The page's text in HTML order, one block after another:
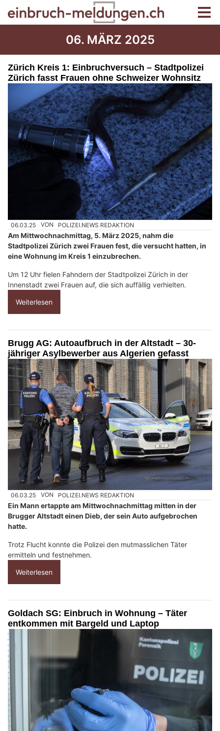
06. MÄRZ 2025
Zürich Kreis 1: Einbruchversuch – Stadtpolizei
Zürich fasst Frauen ohne Schweizer Wohnsitz
06.03.25 VON POLIZEI.NEWS REDAKTION
Am Mittwochnachmittag, 5. März 2025, nahm die
Stadtpolizei Zürich zwei Frauen fest, die versucht hatten, in
eine Wohnung im Kreis 1 einzubrechen.
Um 12 Uhr fielen Fahndern der Stadtpolizei Zürich in der
Innenstadt zwei Frauen auf, die sich auffällig verhielten.
Weiterlesen
Brugg AG: Autoaufbruch in der Altstadt – 30-
jähriger Asylbewerber aus Algerien gefasst
06.03.25 VON POLIZEI.NEWS REDAKTION
Ein Mann ertappte am Mittwochnachmittag mitten in der
Brugger Altstadt einen Dieb, der sein Auto aufgebrochen
hatte.
Trotz Flucht konnte die Polizei den mutmasslichen Täter
ermitteln und festnehmen.
Weiterlesen
Goldach SG: Einbruch in Wohnung – Täter
entkommen mit Bargeld und Laptop